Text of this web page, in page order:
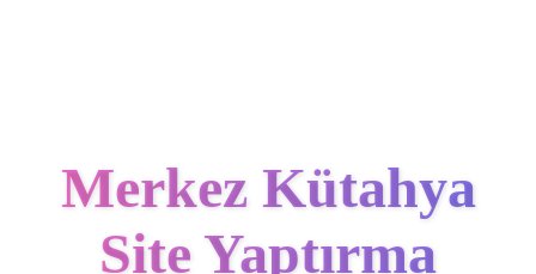
Merkez Kütahya
Site Yaptırma